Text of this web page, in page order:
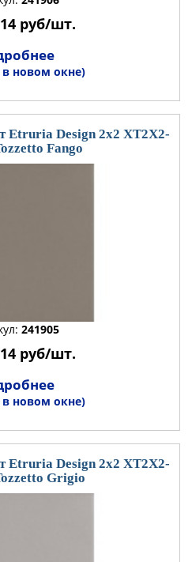
руб/шт.
новом окне)
Etruria Design 2x2 XT2X2-
Fango
241905
руб/шт.
новом окне)
Etruria Design 2x2 XT2X2-
Grigio